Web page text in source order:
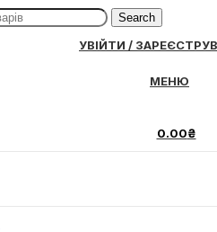
Search
УВІЙТИ /
МЕНЮ
0.00₴